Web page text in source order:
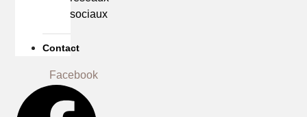
sociaux
Contact
Facebook